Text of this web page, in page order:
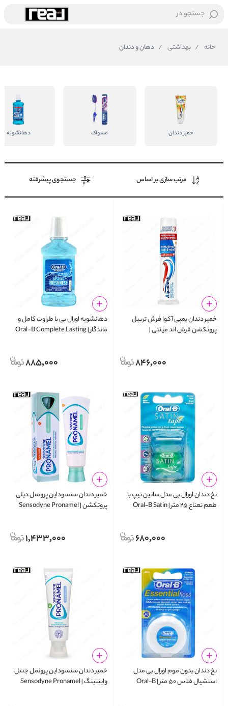
جستجو در
خانه / بهداشتی / دهان و دندان
خمیر دندان مسواک دهانشویه
مرتب سازی بر اساس جستجوی پیشرفته
خمیر دندان پمپی آکوا فرش تریپل
پروتکشن فرش اند مینتی |
846,000
دهانشویه اورال‌ بی با طراوت کامل و
ماندگار | Oral-B Complete Lasting
885,000
نخ دندان اورال بی مدل ساتین تیپ با
طعم نعناع ۲۵ متر | Oral‑B Satin
680,000
خمیر دندان سنسوداین پرونمل دیلی
پروتکشن | Sensodyne Pronamel
1,433,000
نخ دندان بدون موم اورال بی مدل
اسنشیال فلاس ۵۰ متر | Oral‑B
خمیر دندان سنسوداین پرونمل جنتل
وایتنینگ | Sensodyne Pronamel